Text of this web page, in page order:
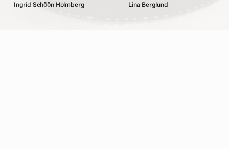
Ingrid Schöön Holmberg Lina Berglund